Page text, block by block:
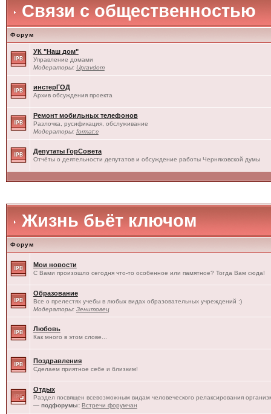
Связи с общественностью
Форум
УК "Наш дом"
Управление домами
Модераторы: Upravdom
инстерГОД
Архив обсуждения проекта
Ремонт мобильных телефонов
Разлочка, русификация, обслуживание
Модераторы: format:c
Депутаты ГорСовета
Отчёты о деятельности депутатов и обсуждение работы Черняховской думы
Жизнь бьёт ключом
Форум
Мои новости
С Вами произошло сегодня что-то особенное или памятное? Тогда Вам сюда!
Образование
Все о прелестях учебы в любых видах образовательных учреждений :)
Модераторы: Зенитовец
Любовь
Как много в этом слове...
Поздравления
Сделаем приятное себе и близким!
Отдых
Раздел посвящен всевозможным видам человеческого релаксирования
— подфорумы: Встречи форумчан